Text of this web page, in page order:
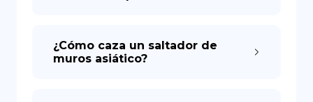
¿Cómo caza un saltador de
muros asiático?